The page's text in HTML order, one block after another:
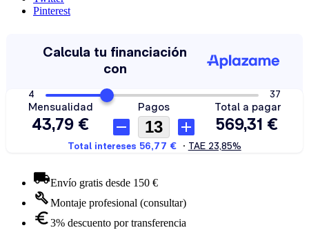
Pinterest
Envío gratis desde 150 €
Montaje profesional (consultar)
3% descuento por transferencia